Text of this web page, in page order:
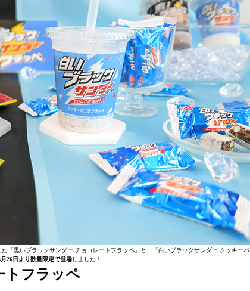
た「黒いブラックサンダー チョコレートフラッペ」と、「白いブラックサンダー クッキーバ
月26日より数量限定で登場しました！
トフラッペ